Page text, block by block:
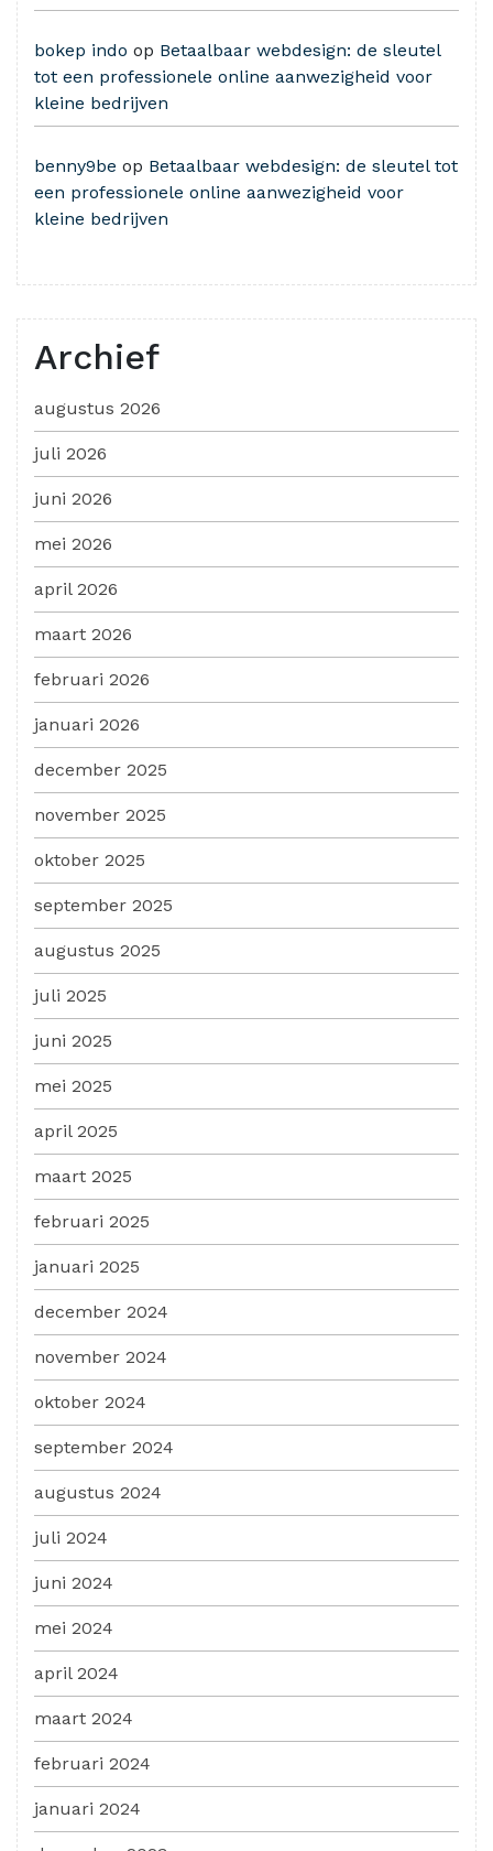
bokep indo op Betaalbaar webdesign: de sleutel
tot een professionele online aanwezigheid voor
kleine bedrijven
benny9be op Betaalbaar webdesign: de sleutel tot
een professionele online aanwezigheid voor
kleine bedrijven
Archief
augustus 2026
juli 2026
juni 2026
mei 2026
april 2026
maart 2026
februari 2026
januari 2026
december 2025
november 2025
oktober 2025
september 2025
augustus 2025
juli 2025
juni 2025
mei 2025
april 2025
maart 2025
februari 2025
januari 2025
december 2024
november 2024
oktober 2024
september 2024
augustus 2024
juli 2024
juni 2024
mei 2024
april 2024
maart 2024
februari 2024
januari 2024